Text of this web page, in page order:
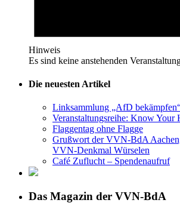
Hinweis
Es sind keine anstehenden
Die neuesten Artikel
Linksammlung „AfD
Veranstaltungsreihe: Know Your
Flaggentag ohne Flagge
Grußwort der VVN-BdA
VVN-Denkmal Würselen
Café Zuflucht – Spendenaufruf
Das Magazin der VVN-BdA